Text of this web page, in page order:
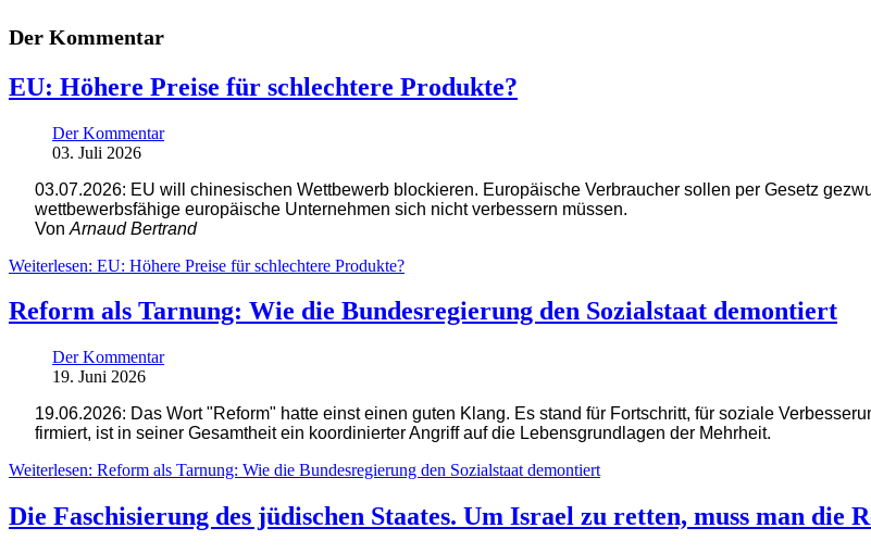
Der Kommentar
EU: Höhere Preise für schlechtere Produkte?
Der Kommentar
03. Juli 2026
03.07.2026: EU will chinesischen Wettbewerb blockieren. Europäische Verbraucher sollen per Gesetz
wettbewerbsfähige europäische Unternehmen sich nicht verbessern müssen.
Von Arnaud Bertrand
Weiterlesen: EU: Höhere Preise für schlechtere Produkte?
Reform als Tarnung: Wie die Bundesregierung den Sozialstaat demontiert
Der Kommentar
19. Juni 2026
19.06.2026: Das Wort "Reform" hatte einst einen guten Klang. Es stand für Fortschritt, für soziale
firmiert, ist in seiner Gesamtheit ein koordinierter Angriff auf die Lebensgrundlagen der Mehrheit.
Weiterlesen: Reform als Tarnung: Wie die Bundesregierung den Sozialstaat demontiert
Die Faschisierung des jüdischen Staates. Um Israel zu retten, muss man die